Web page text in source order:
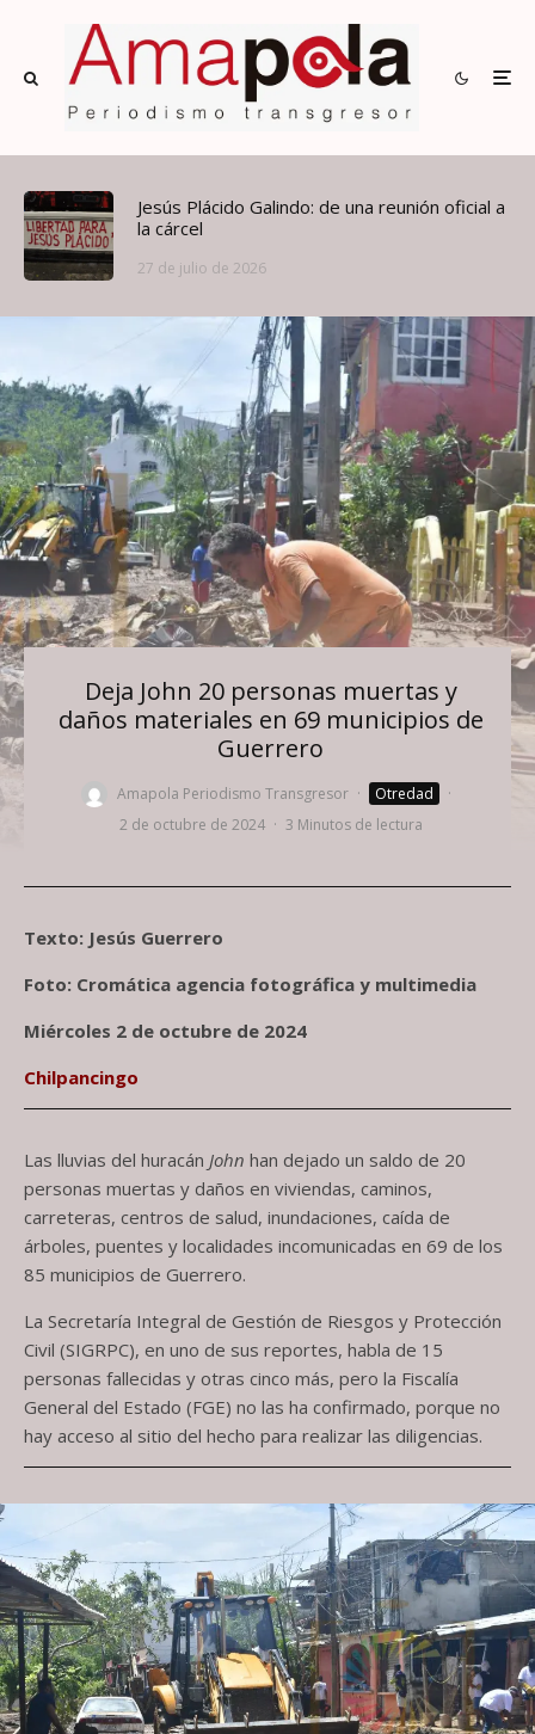
Jesús Plácido Galindo: de una reunión oficial a
la cárcel
27 de julio de 2026
Deja John 20 personas muertas y
daños materiales en 69 municipios de
Guerrero
Amapola Periodismo Transgresor · Otredad
·
2 de octubre de 2024 · 3 Minutos de lectura
Texto: Jesús Guerrero
Foto: Cromática agencia fotográfica y multimedia
Miércoles 2 de octubre de 2024
Chilpancingo
Las lluvias del huracán John han dejado un saldo de 20
personas muertas y daños en viviendas, caminos,
carreteras, centros de salud, inundaciones, caída de
árboles, puentes y localidades incomunicadas en 69 de los
85 municipios de Guerrero.
La Secretaría Integral de Gestión de Riesgos y Protección
Civil (SIGRPC), en uno de sus reportes, habla de 15
personas fallecidas y otras cinco más, pero la Fiscalía
General del Estado (FGE) no las ha confirmado, porque no
hay acceso al sitio del hecho para realizar las diligencias.